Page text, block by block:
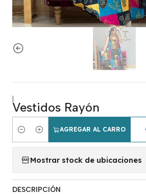
|
Vestidos Rayón
Cantidad
AGREGAR AL CARRO
Mostrar stock de ubicaciones
DESCRIPCIÓN